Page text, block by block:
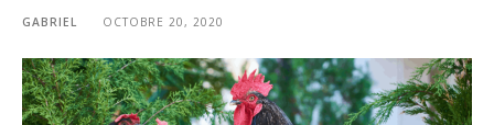
GABRIEL OCTOBRE 20, 2020